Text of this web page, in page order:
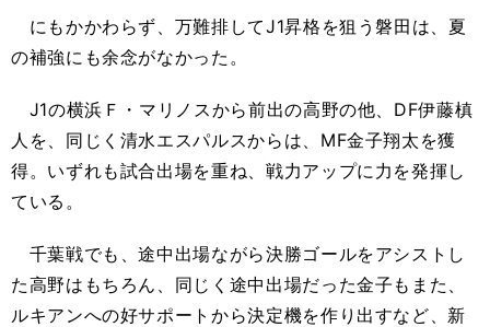
にもかかわらず、万難排してJ1昇格を狙う磐田は、夏
の補強にも余念がなかった。
J1の横浜Ｆ・マリノスから前出の高野の他、DF伊藤槙
人を、同じく清水エスパルスからは、MF金子翔太を獲
得。いずれも試合出場を重ね、戦力アップに力を発揮し
ている。
千葉戦でも、途中出場ながら決勝ゴールをアシストし
た高野はもちろん、同じく途中出場だった金子もまた、
ルキアンへの好サポートから決定機を作り出すなど、新